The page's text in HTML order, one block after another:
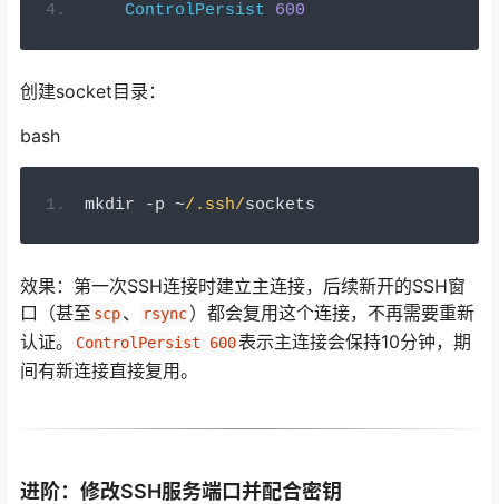
ControlPersist
600
创建socket目录：
bash
mkdir -p ~/.ssh/sockets
效果：第一次SSH连接时建立主连接，后续新开的SSH窗
口（甚至 scp、 rsync）都会复用这个连接，不再需要重新
认证。
ControlPersist 600表示主连接会保持10分钟，期
间有新连接直接复用。
进阶：修改SSH服务端口并配合密钥